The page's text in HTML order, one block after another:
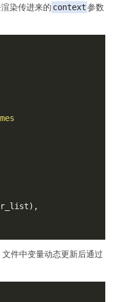
染传进来的 context参数
件中变量动态更新后通过